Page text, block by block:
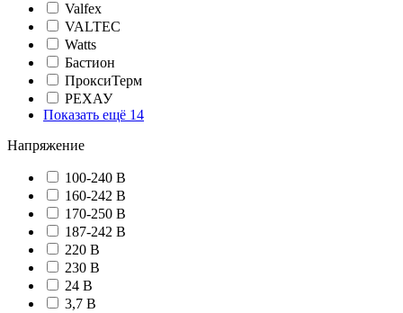
Valfex
VALTEC
Watts
Бастион
ПроксиТерм
РЕХАУ
Показать ещё 14
Напряжение
100-240 В
160-242 В
170-250 В
187-242 В
220 В
230 В
24 В
3,7 В